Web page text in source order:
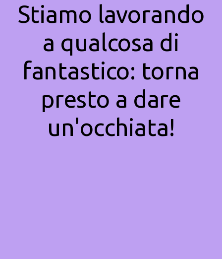
Stiamo lavorando
a qualcosa di
fantastico: torna
presto a dare
un'occhiata!